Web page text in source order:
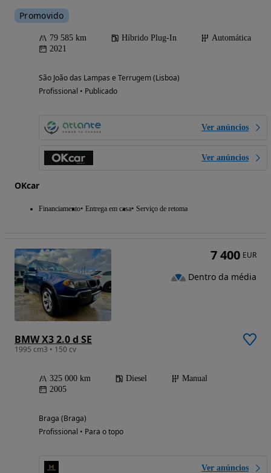
Promovido
79 585 km Híbrido Plug-In
Automática
2021
São João das Lampas e Terrugem (Lisboa)
Profissional • Publicado
Ver anúncios
Ver anúncios
OKcar
Financiamento Entrega em casa Serviço de retoma
BMW X3 2.0 d SE
1995 cm3 • 150 cv
325 000 km Diesel
Manual
2005
Braga (Braga)
Profissional • Para o topo
Ver anúncios
7 400 EUR
Dentro da média